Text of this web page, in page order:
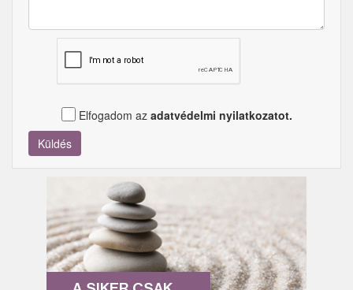
Elfogadom az adatvédelmi nyilatkozatot.
Küldés